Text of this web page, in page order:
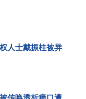
人士戴振柱被异